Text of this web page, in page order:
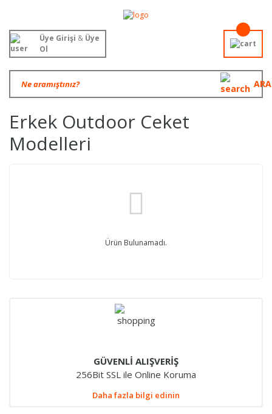
ARA
Üye Girişi &Üye
Ol
Erkek Outdoor Ceket
Modelleri
Ürün Bulunamadı.
GÜVENLİ ALIŞVERİŞ
256Bit SSL ile Online Koruma
Daha fazla bilgi edinin